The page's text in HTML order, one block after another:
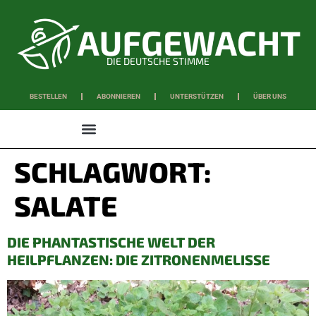
DIE DEUTSCHE STIMME
BESTELLEN ABONNIEREN UNTERSTÜTZEN ÜBER UNS
SCHLAGWORT:
SALATE
DIE PHANTASTISCHE WELT DER
HEILPFLANZEN: DIE ZITRONENMELISSE